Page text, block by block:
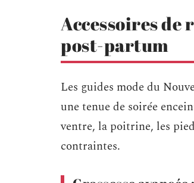
Accessoires de
post-partum
Les guides mode du
une tenue de soirée
ventre, la poitrine, les
contraintes.